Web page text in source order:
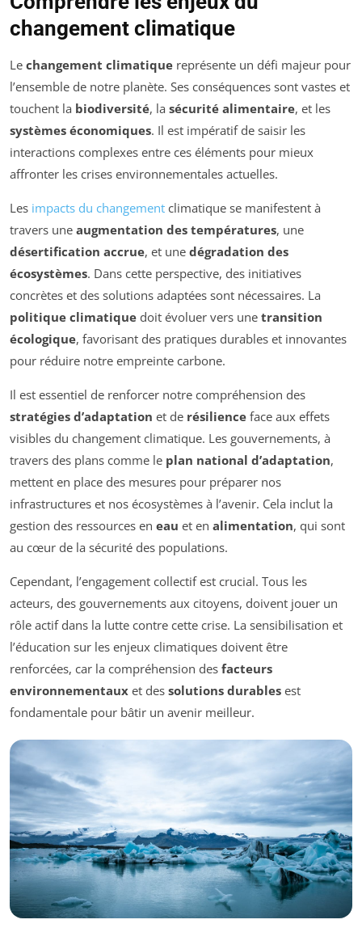
changement climatique
Le changement climatique représente un défi majeur pour
l’ensemble de notre planète. Ses conséquences sont vastes et
touchent la biodiversité, la sécu­rité alimentaire, et les
systèmes économiques. Il est impératif de saisir les
interactions complexes entre ces éléments pour mieux
affronter les crises environnementales actuelles.
Les impacts du changement climatique se manifestent à
travers une augmentation des températures, une
désertification accrue, et une dégradation des
écosystèmes. Dans cette perspective, des initiatives
concrètes et des solutions adaptées sont nécessaires. La
politique climatique doit évoluer vers une transition
écologique, favorisant des pratiques durables et innovantes
pour réduire notre empreinte carbone.
Il est essentiel de renforcer notre compréhension des
stratégies d’adaptation et de résilience face aux effets
visibles du changement climatique. Les gouvernements, à
travers des plans comme le plan national d’adaptation,
mettent en place des mesures pour préparer nos
infrastructures et nos écosystèmes à l’avenir. Cela inclut la
gestion des ressources en eau et en alimentation, qui sont
au cœur de la sécurité des populations.
Cependant, l’engagement collectif est crucial. Tous les
acteurs, des gouvernements aux citoyens, doivent jouer un
rôle actif dans la lutte contre cette crise. La sensibilisation et
l’éducation sur les enjeux climatiques doivent être
renforcées, car la compréhension des facteurs
environnementaux et des solutions durables est
fondamentale pour bâtir un avenir meilleur.